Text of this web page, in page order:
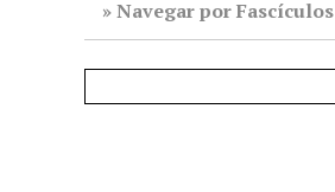
Navegar por Fascículos